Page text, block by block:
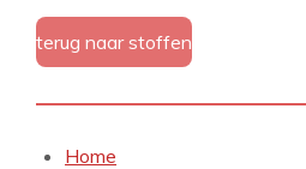
terug naar stoffen
Home